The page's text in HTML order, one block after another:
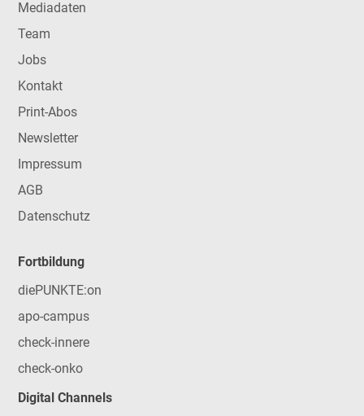
Mediadaten
Team
Jobs
Kontakt
Print-Abos
Newsletter
Impressum
AGB
Datenschutz
Fortbildung
diePUNKTE:on
apo-campus
check-innere
check-onko
Digital Channels